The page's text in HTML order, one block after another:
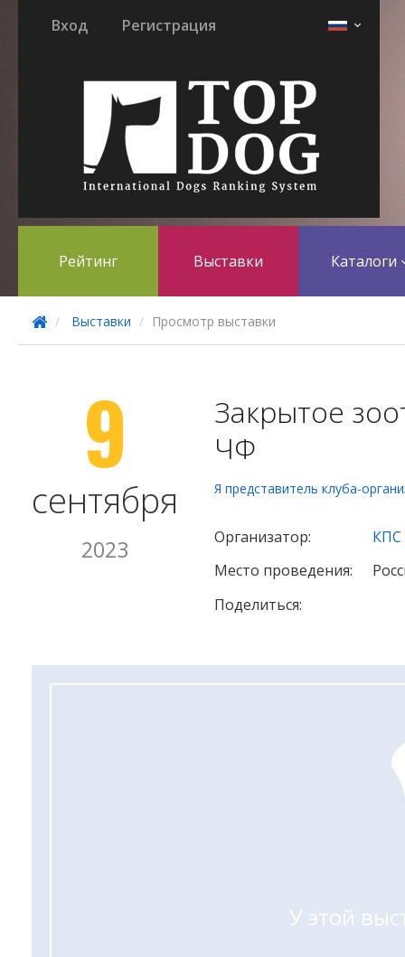
Вход Регистрация
Рейтинг Выставки Каталоги
Выставки Просмотр выставки
9
сентября
2023
Закрытое
ЧФ
Я представитель клуба-
Организатор:
КПС
Место проведения:
Поделиться:
У этой